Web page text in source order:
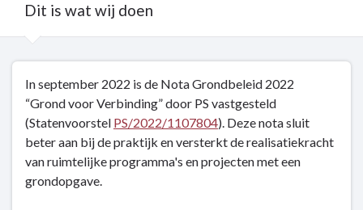
Dit is wat wij doen
navigatie
Grondbeleid
In september 2022 is de Nota Grondbeleid 2022
“Grond voor Verbinding” door PS vastgesteld
(Statenvoorstel PS/2022/1107804). Deze nota sluit
beter aan bij de praktijk en versterkt de realisatiekracht
van ruimtelijke programma's en projecten met een
grondopgave.